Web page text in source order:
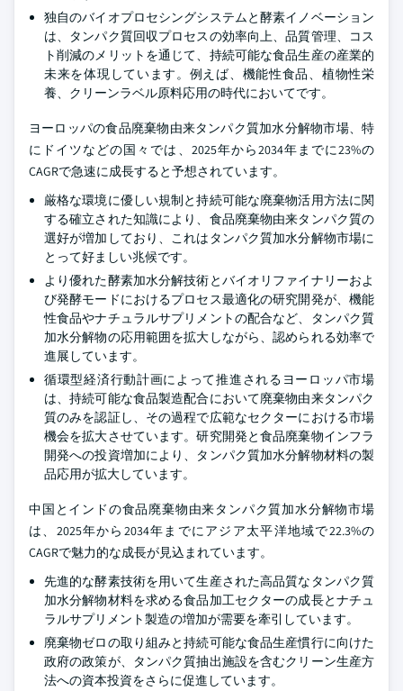
独自のバイオプロセシングシステムと酵素イノベーション
は、タンパク質回収プロセスの効率向上、品質管理、コス
ト削減のメリットを通じて、持続可能な食品生産の産業的
未来を体現しています。例えば、機能性食品、植物性栄
養、クリーンラベル原料応用の時代においてです。
ヨーロッパの食品廃棄物由来タンパク質加水分解物市場、特
にドイツなどの国々では、2025年から2034年までに23%の
CAGRで急速に成長すると予想されています。
厳格な環境に優しい規制と持続可能な廃棄物活用方法に関
する確立された知識により、食品廃棄物由来タンパク質の
選好が増加しており、これはタンパク質加水分解物市場に
とって好ましい兆候です。
より優れた酵素加水分解技術とバイオリファイナリーおよ
び発酵モードにおけるプロセス最適化の研究開発が、機能
性食品やナチュラルサプリメントの配合など、タンパク質
加水分解物の応用範囲を拡大しながら、認められる効率で
進展しています。
循環型経済行動計画によって推進されるヨーロッパ市場
は、持続可能な食品製造配合において廃棄物由来タンパク
質のみを認証し、その過程で広範なセクターにおける市場
機会を拡大させています。研究開発と食品廃棄物インフラ
開発への投資増加により、タンパク質加水分解物材料の製
品応用が拡大しています。
中国とインドの食品廃棄物由来タンパク質加水分解物市場
は、2025年から2034年までにアジア太平洋地域で22.3%の
CAGRで魅力的な成長が見込まれています。
先進的な酵素技術を用いて生産された高品質なタンパク質
加水分解物材料を求める食品加工セクターの成長とナチュ
ラルサプリメント製造の増加が需要を牽引しています。
廃棄物ゼロの取り組みと持続可能な食品生産慣行に向けた
政府の政策が、タンパク質抽出施設を含むクリーン生産方
法への資本投資をさらに促進しています。